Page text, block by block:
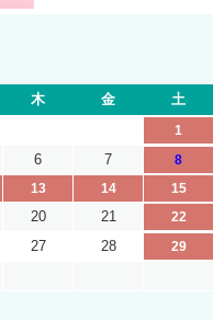
木 金 土
1
6 7
8
13 14
15
20 21
22
27 28
29